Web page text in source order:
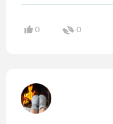
0 0